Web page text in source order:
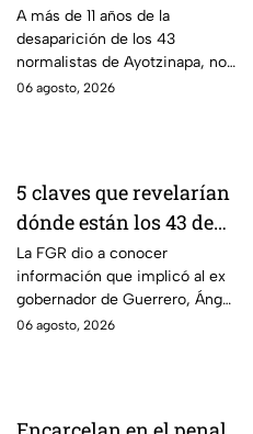
lupa por el caso
Ayotzinapa
A más de 11 años de la
desaparición de los 43
normalistas de Ayotzinapa, no
se ha conocido el paradero de
06 agosto, 2026
5 claves que revelarían
dónde están los 43 de
Ayotzinapa tras
captura de Ángel
Aguirre, ex gobernador
de Guerrero
La FGR dio a conocer
información que implicó al ex
gobernador de Guerrero, Ángel
Aguirre, quien fue detenido
06 agosto, 2026